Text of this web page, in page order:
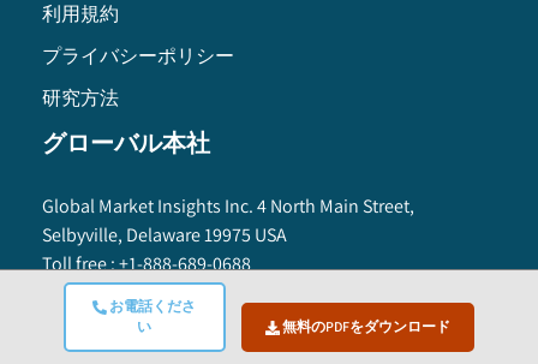
お電話くださ
い
無料のPDFをダウンロード
利用規約
プライバシーポリシー
研究方法
グローバル本社
Global Market Insights Inc. 4 North Main Street,
Selbyville, Delaware 19975 USA
Toll free :+1-888-689-0688
USA :+1-302-846-7766
+65-3129-7718
Email:sales@gminsights.com